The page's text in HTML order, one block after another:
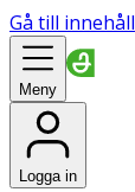
Gå till innehåll
Meny
Logga in